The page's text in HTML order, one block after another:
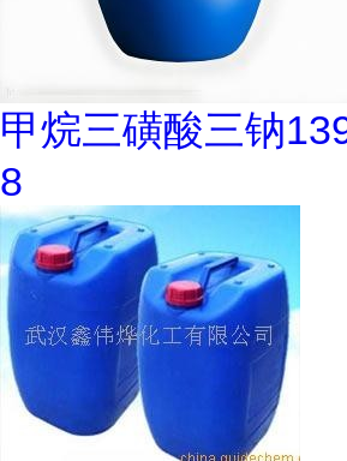
甲烷三磺酸三钠
8